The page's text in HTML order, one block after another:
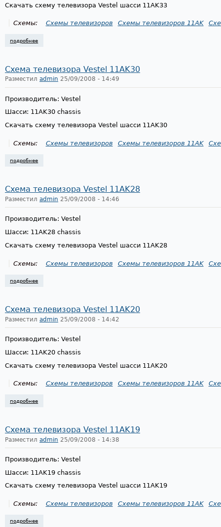
Скачать схему телевизора Vestel шасси 11AK33
Схемы: Схемы телевизоров Схемы телевизоров 11AK
подробнее
Схема телевизора Vestel 11AK30
Разместил admin 25/09/2008 - 14:49
Производитель: Vestel
Шасси: 11AK30 chassis
Скачать схему телевизора Vestel шасси 11AK30
Схемы: Схемы телевизоров Схемы телевизоров 11AK
подробнее
Схема телевизора Vestel 11AK28
Разместил admin 25/09/2008 - 14:46
Производитель: Vestel
Шасси: 11AK28 chassis
Скачать схему телевизора Vestel шасси 11AK28
Схемы: Схемы телевизоров Схемы телевизоров 11AK
подробнее
Схема телевизора Vestel 11AK20
Разместил admin 25/09/2008 - 14:42
Производитель: Vestel
Шасси: 11AK20 chassis
Скачать схему телевизора Vestel шасси 11AK20
Схемы: Схемы телевизоров Схемы телевизоров 11AK
подробнее
Схема телевизора Vestel 11AK19
Разместил admin 25/09/2008 - 14:38
Производитель: Vestel
Шасси: 11AK19 chassis
Скачать схему телевизора Vestel шасси 11AK19
Схемы: Схемы телевизоров Схемы телевизоров 11AK
подробнее